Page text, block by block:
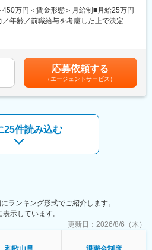
た料理は、心と体にやさしい家庭の味で
products/index.html
業者などを訪問し、商品の企画や提案を
存クライアントへの訪問が中心で、新規
い、クライアントのニーズに応えます。
仕事となります。
商品を作り、営業担当としてプレゼン、
でをゆくゆくはご担当いただく予定で
メインとなり、1人あたり20～30社を担
張の可能性があります。訪問は電車や社
ツやオフィスカジュアルで自由に選べ
450万円＜賃金形態＞月給制■月給25万円
年齢／前職給与を考慮した上で決定し
勤手当：10,000円■社員の年収例：25歳
収560万円賃金はあくまでも目安の金額で
する可能性があります。月給(月額)は固定
応募依頼する
（エージェントサービス）
25件読み込む
ランキング形式でご紹介します。
示しています。
更新日： 2026/8/6（木）